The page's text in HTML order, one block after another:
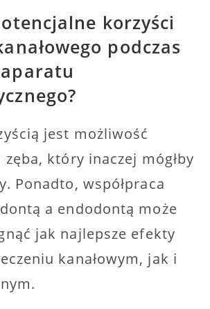
korzyści
podczas
jest możliwość
który inaczej mógłby
Ponadto, współpraca
a endodontą może
jak najlepsze efekty
kanałowym, jak i